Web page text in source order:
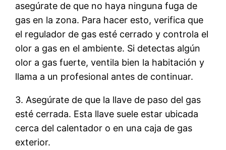
asegúrate de que no haya ninguna fuga de
gas en la zona. Para hacer esto, verifica que
el regulador de gas esté cerrado y controla el
olor a gas en el ambiente. Si detectas algún
olor a gas fuerte, ventila bien la habitación y
llama a un profesional antes de continuar.
3. Asegúrate de que la llave de paso del gas
esté cerrada. Esta llave suele estar ubicada
cerca del calentador o en una caja de gas
exterior.